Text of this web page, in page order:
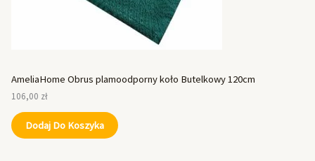
AmeliaHome Obrus plamoodporny koło Butelkowy 120cm
106,00 zł
Dodaj Do Koszyka